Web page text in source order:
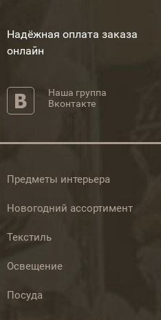
Надёжная оплата заказа
онлайн
Наша группа
Вконтакте
Предметы интерьера
Новогодний ассортимент
Текстиль
Освещение
Посуда